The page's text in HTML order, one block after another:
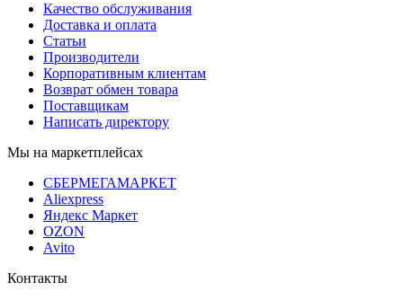
Качество обслуживания
Доставка и оплата
Статьи
Производители
Корпоративным клиентам
Возврат обмен товара
Поставщикам
Написать директору
Мы на маркетплейсах
СБЕРМЕГАМАРКЕТ
Aliexpress
Яндекс Маркет
OZON
Avito
Контакты